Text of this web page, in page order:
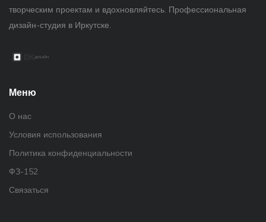
творческим проектам и вдохновляйтесь. Профессиональная
дизайн-студия в Иркутске.
Меню
О нас
Условия использования
Политика конфиденциальности
ФЗ-152
Связаться